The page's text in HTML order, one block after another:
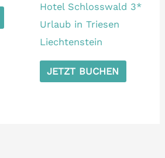
Hotel Schlosswald 3*
Urlaub in Triesen
Liechtenstein
JETZT BUCHEN